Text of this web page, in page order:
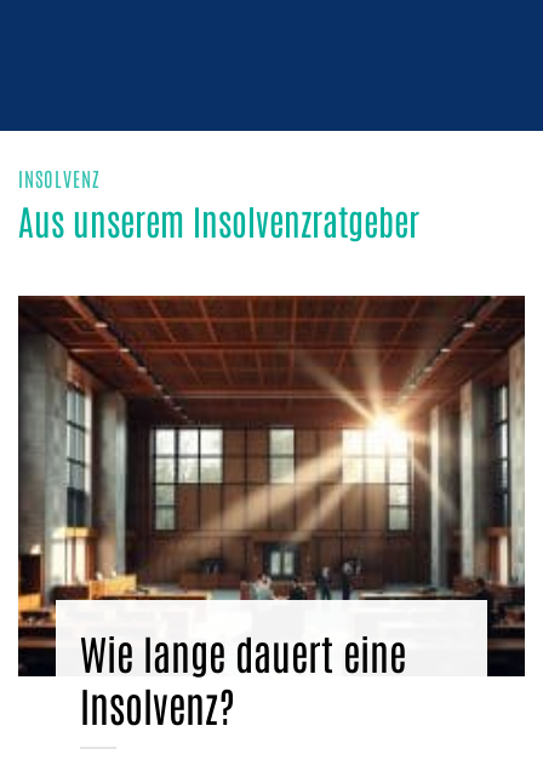
INSOLVENZ
Aus unserem Insolvenzratgeber
Wie lange dauert eine
Insolvenz?